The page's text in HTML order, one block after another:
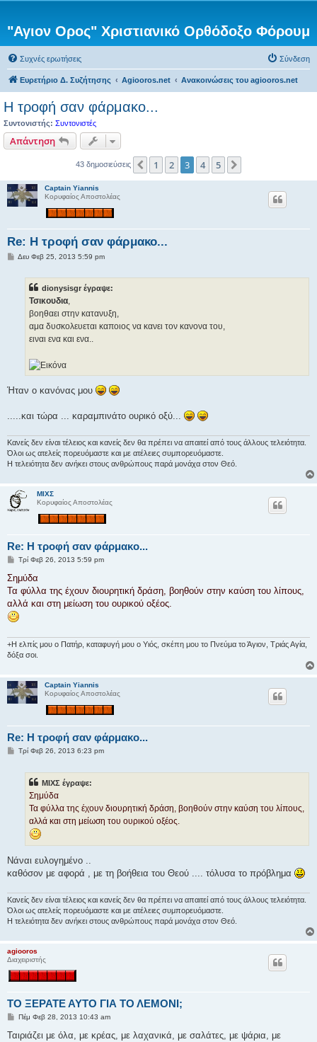
"Αγιον Ορος" Χριστιανικό Ορθόδοξο Φόρουμ
Συχνές ερωτήσεις Σύνδεση
Ευρετήριο Δ. Συζήτησης Agiooros.net Ανακοινώσεις του agiooros.net
H τροφή σαν φάρμακο...
Συντονιστής: Συντονιστές
Απάντηση
43 δημοσιεύσεις Προηγούμενη
1 2 3 4 5
Captain Yiannis
Κορυφαίος Αποστολέας
Re: H τροφή σαν φάρμακο...
Δ
Δευ Φεβ 25, 2013 5:59 pm
dionysisgr έγραψε:
Τσικουδια,
βοηθαει στην κατανυξη,
αμα δυσκολευεται καποιος να κανει τον κανονα του,
ειναι ενα και ενα..
Ήταν ο κανόνας μου
.....και τώρα ... καραμπινάτο ουρικό οξύ...
Κανείς δεν είναι τέλειος και κανείς δεν θα πρέπει να απαιτεί από τους άλλους τελειότητα.
Όλοι ως ατελείς πορευόμαστε και με ατέλειες συμπορευόμαστε.
Η τελειότητα δεν ανήκει στους ανθρώπους παρά μονάχα στον Θεό.
ΜΙΧΣ
Κορυφαίος Αποστολέας
Re: H τροφή σαν φάρμακο...
Δ
μ
ο
σ
ί
ε
υ
η
Τρί Φεβ 26, 2013 5:59 pm
Σημύδα
Τα φύλλα της έχουν διουρητική δράση, βοηθούν στην καύση του λίπους,
αλλά και στη μείωση του ουρικού οξέος.
+Η ελπίς μου ο Πατήρ, καταφυγή μου ο Υιός, σκέπη μου το Πνεύμα το Άγιον, Τριάς Αγία,
δόξα σοι.
Captain Yiannis
Κορυφαίος Αποστολέας
Re: H τροφή σαν φάρμακο...
ΔΤρί Φεβ 26, 2013 6:23 pm
ΜΙΧΣ έγραψε:
Σημύδα
Τα φύλλα της έχουν διουρητική δράση, βοηθούν στην καύση του λίπους,
αλλά και στη μείωση του ουρικού οξέος.
Νάναι ευλογημένο ..
καθόσον με αφορά , με τη βοήθεια του Θεού .... τόλυσα το πρόβλημα
Κανείς δεν είναι τέλειος και κανείς δεν θα πρέπει να απαιτεί από τους άλλους τελειότητα.
Όλοι ως ατελείς πορευόμαστε και με ατέλειες συμπορευόμαστε.
Η τελειότητα δεν ανήκει στους ανθρώπους παρά μονάχα στον Θεό.
agiooros
Διαχειριστής
ΤΟ ΞΕΡΑΤΕ ΑΥΤΟ ΓΙΑ ΤΟ ΛΕΜΟΝΙ;
Δ
μ
Πέμ Φεβ 28, 2013 10:43 am
Ταιριάζει με όλα, με κρέας, με λαχανικά, με σαλάτες, με ψάρια, με